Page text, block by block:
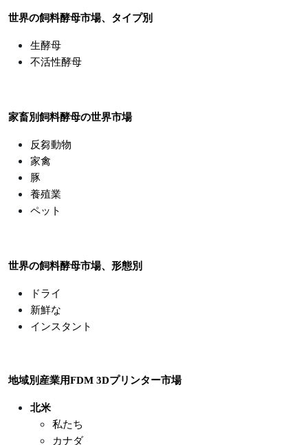
世界の飼料酵母市場、タイプ別
生酵母
不活性酵母
家畜別飼料酵母の世界市場
反芻動物
家禽
豚
養殖業
ペット
世界の飼料酵母市場、形態別
ドライ
新鮮な
インスタント
地域別産業用FDM 3Dプリンター市場
北米
私たち
カナダ